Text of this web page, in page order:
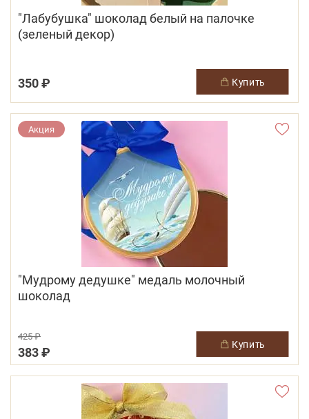
"Лабубушка" шоколад белый на палочке
(зеленый декор)
350 ₽ купить
Акция
"Мудрому дедушке" медаль молочный
шоколад
425 ₽
383 ₽
купить